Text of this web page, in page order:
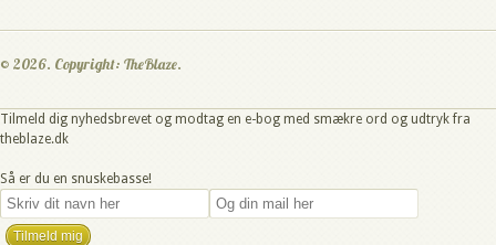
© 2026. Copyright: TheBlaze.
Tilmeld dig nyhedsbrevet og modtag en e-bog med smækre ord og udtryk fra
theblaze.dk
Så er du en snuskebasse!